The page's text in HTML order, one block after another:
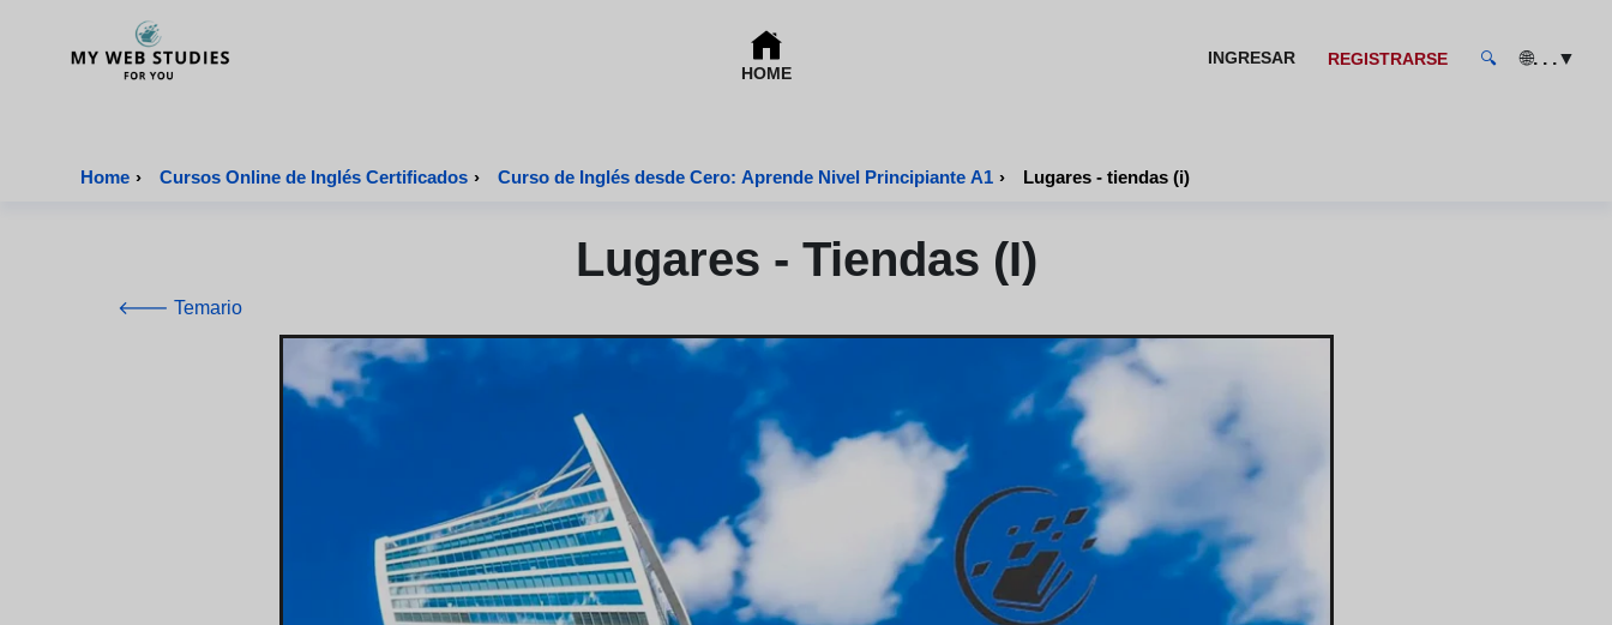
HOME
INGRESAR REGISTRARSE 🔍 🌐. . .▼
Home › Cursos Online de Inglés Certificados › Curso de Inglés desde Cero: Aprende Nivel Principiante A1 › Lugares - tiendas (i)
Lugares - Tiendas (i)
🡐 Temario